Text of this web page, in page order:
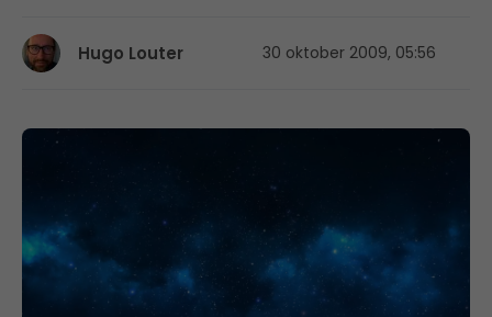
Hugo Louter 30 oktober 2009, 05:56